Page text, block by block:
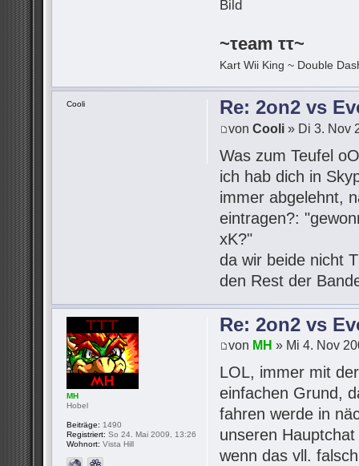
~τeam ττ~
Kart Wii King ~ Double
Re: 2on2 vs
vonCooli » Di 3. Nov
Was zum Teufel
ich hab dich in
immer abgelehnt,
eintragen?:
xK?"
da wir beide nicht
den Rest der
Cooli
Re: 2on2 vs
von MH » Mi 4. Nov
LOL, immer mit
einfachen Grund,
fahren werde in
unseren
wenn das vll.
MH
Hobel
Beiträge: 1490
Registriert: So 24. Mai 2009, 13:26
Wohnort: Vista Hill